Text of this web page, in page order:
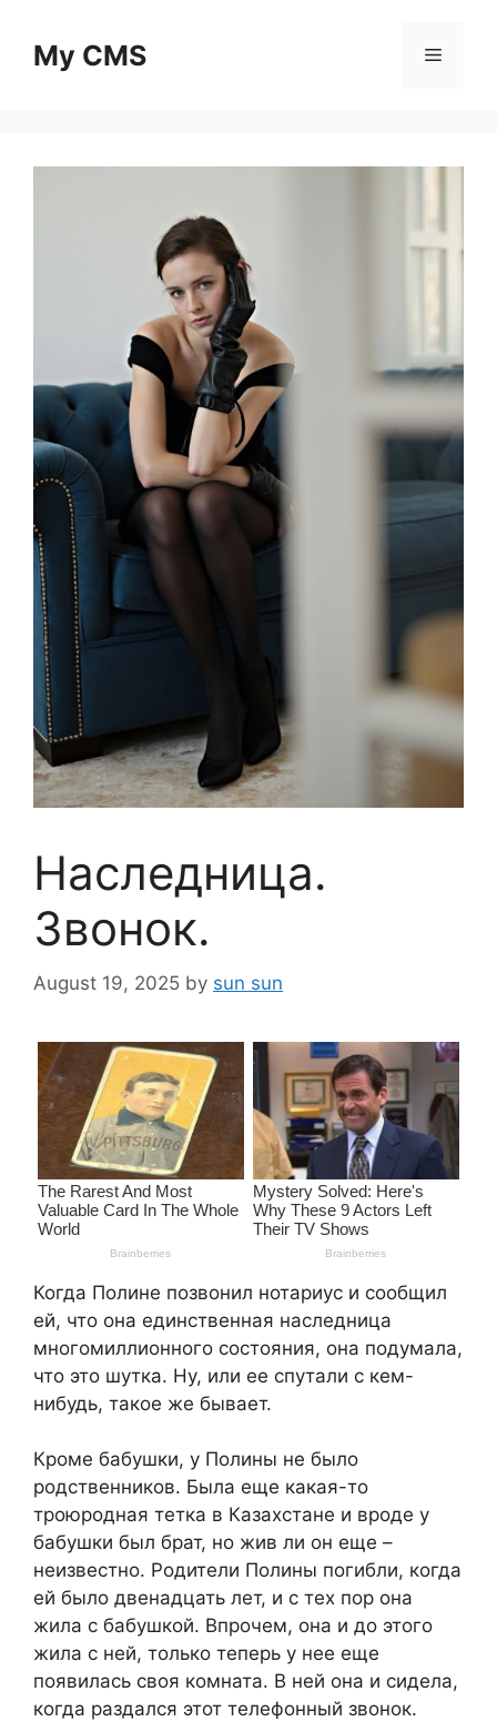
contentMy CMS Menu
Наследница.
Звонок.
August 19, 2025 by sun sun
Когда Полине позвонил нотариус и сообщил
ей, что она единственная наследница
многомиллионного состояния, она подумала,
что это шутка. Ну, или ее спутали с кем-
нибудь, такое же бывает.
Кроме бабушки, у Полины не было
родственников. Была еще какая-то
троюродная тетка в Казахстане и вроде у
бабушки был брат, но жив ли он еще –
неизвестно. Родители Полины погибли, когда
ей было двенадцать лет, и с тех пор она
жила с бабушкой. Впрочем, она и до этого
жила с ней, только теперь у нее еще
появилась своя комната. В ней она и сидела,
когда раздался этот телефонный звонок.